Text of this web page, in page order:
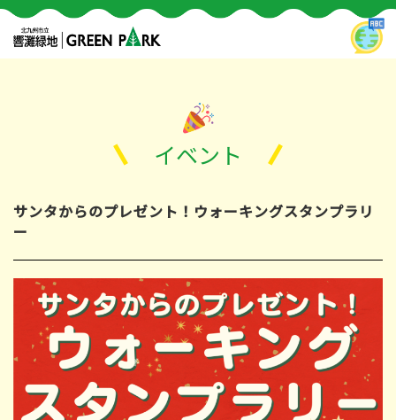
イベント
サンタからのプレゼント！ウォーキングスタンプラリ
ー